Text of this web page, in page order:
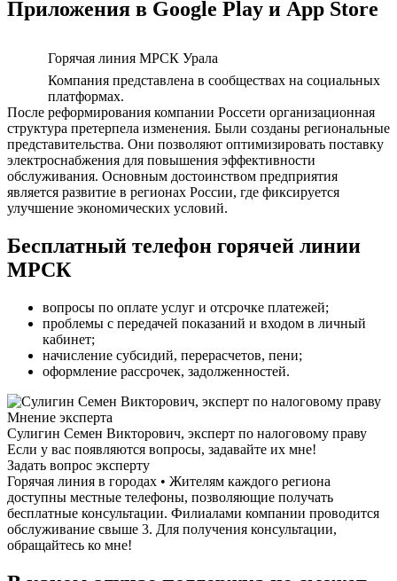
Приложения в Google Play и App Store
Горячая линия МРСК Урала
Компания представлена в сообществах на социальных
платформах.
После реформирования компании Россети организационная
структура претерпела изменения. Были созданы региональные
представительства. Они позволяют оптимизировать поставку
электроснабжения для повышения эффективности
обслуживания. Основным достоинством предприятия
является развитие в регионах России, где фиксируется
улучшение экономических условий.
Бесплатный телефон горячей линии
МРСК
вопросы по оплате услуг и отсрочке платежей;
проблемы с передачей показаний и входом в личный
кабинет;
начисление субсидий, перерасчетов, пени;
оформление рассрочек, задолженностей.
Мнение эксперта
Сулигин Семен Викторович, эксперт по налоговому праву
Если у вас появляются вопросы, задавайте их мне!
Задать вопрос эксперту
Горячая линия в городах • Жителям каждого региона
доступны местные телефоны, позволяющие получать
бесплатные консультации. Филиалами компании проводится
обслуживание свыше 3. Для получения консультации,
обращайтесь ко мне!